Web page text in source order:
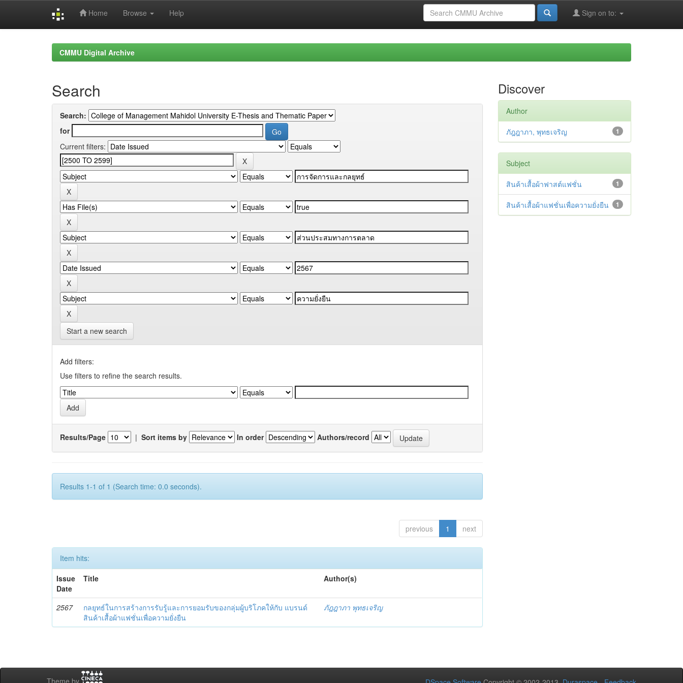
Home Browse Help Sign on to:
CMMU Digital Archive
Search
Search:
for
Current filters:
Start a new search
Add filters:
Use filters to refine the search results.
Results/Page | Sort items by In order Authors/record
Results 1-1 of 1 (Search time: 0.0 seconds).
previous 1 next
Item hits:
Issue
Date
Title Author(s)
2567
กลยุทธ์ในการสร้างการรับรู้และการยอมรับของกลุ่มผู้บริโภคให้กับ แบรนด์
สินค้าเสื้อผ้าแฟชั่นเพื่อความยั่งยืน
ภัฎฎาภา พุทธเจริญ
Discover
Author
1
ภัฎฎาภา, พุทธเจริญ
Subject
1
สินค้าเสื้อผ้าฟาสต์แฟชั่น
1
สินค้าเสื้อผ้าแฟชั่นเพื่อความยั่งยืน